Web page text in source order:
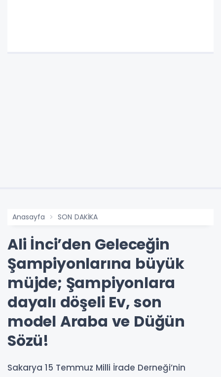
Anasayfa SON DAKİKA
Ali İnci’den Geleceğin
Şampiyonlarına büyük
müjde; Şampiyonlara
dayalı döşeli Ev, son
model Araba ve Düğün
Sözü!
Sakarya 15 Temmuz Milli İrade Derneği’nin